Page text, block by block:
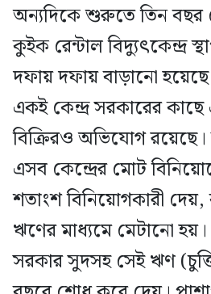
অন্যদিকে শুরুতে তিন বছর
কুইক রেন্টাল বিদ্যুৎকেন্দ্র
দফায় দফায় বাড়ানো
একই কেন্দ্র সরকারের
বিক্রিরও অভিযোগ রয়েছে।
এসব কেন্দ্রের মোট
শতাংশ বিনিয়োগকারী দেয়,
ঋণের মাধ্যমে মেটানো হয়।
সরকার সুদসহ সেই ঋণ